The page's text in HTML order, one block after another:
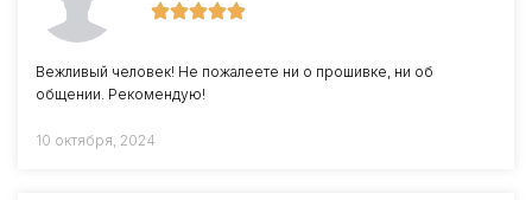
Вежливый человек! Не пожалеете ни о прошивке, ни об
общении. Рекомендую!
10 октября, 2024